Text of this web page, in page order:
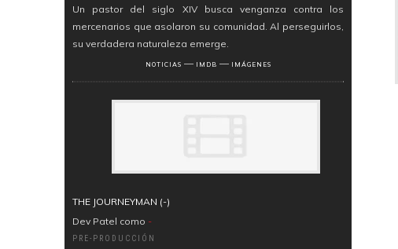
Un pastor del siglo XIV busca venganza contra los
mercenarios que asolaron su comunidad. Al perseguirlos,
su verdadera naturaleza emerge.
NOTICIAS ― IMDB ― IMÁGENES
THE JOURNEYMAN (-)
Dev Patel como -
PRE-PRODUCCIÓN